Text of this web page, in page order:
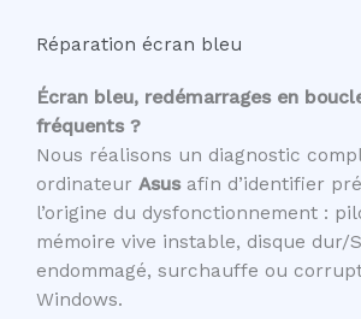
Réparation écran bleu
Écran bleu, redémarrages en
fréquents ?
Nous réalisons un diagnostic
ordinateur Asusafin d’identifier
l’origine du dysfonctionnement :
mémoire vive instable, disque dur/
endommagé, surchauffe ou
Windows.